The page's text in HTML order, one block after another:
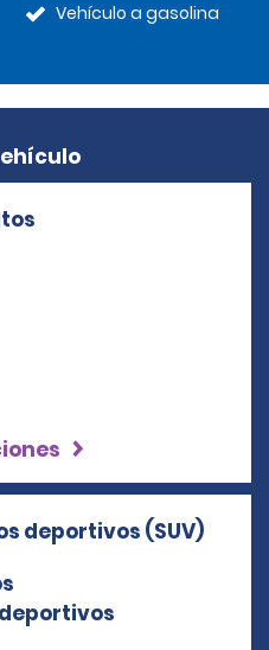
Vehículo a gasolina
deportivos (SUV)